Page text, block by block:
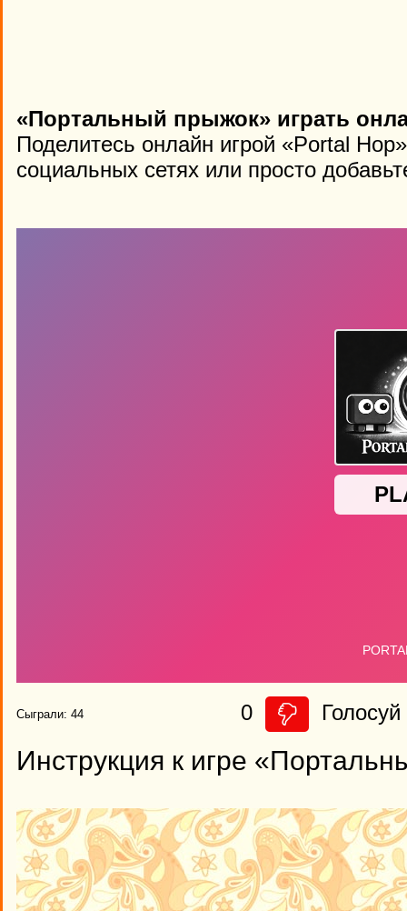
«Портальный прыжок» играть
Поделитесь онлайн игрой «Portal
социальных сетях или просто
Сыграли: 44 0 Голосуй
Инструкция к игре